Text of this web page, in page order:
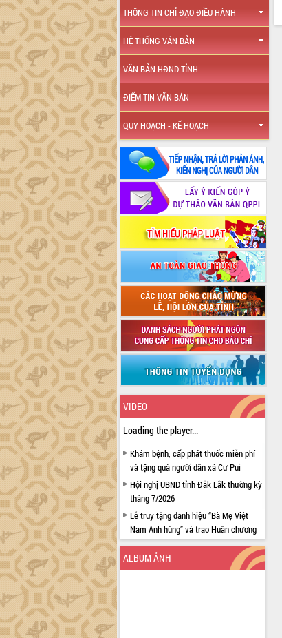
THÔNG TIN CHỈ ĐẠO ĐIỀU HÀNH
HỆ THỐNG VĂN BẢN
VĂN BẢN HĐND TỈNH
ĐIỂM TIN VĂN BẢN
QUY HOẠCH - KẾ HOẠCH
VIDEO
Loading the player...
Khám bệnh, cấp phát thuốc miễn phí
và tặng quà người dân xã Cư Pui
Hội nghị UBND tỉnh Đắk Lắk thường kỳ
tháng 7/2026
Lễ truy tặng danh hiệu “Bà Mẹ Việt
Nam Anh hùng” và trao Huân chương
Lao động
UBND tỉnh Đắk Lắk triển khai nhiệm
vụ 6 tháng cuối năm 2026
ALBUM ẢNH